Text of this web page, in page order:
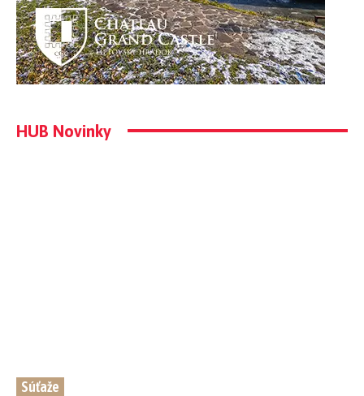
HUB Novinky
Súťaže